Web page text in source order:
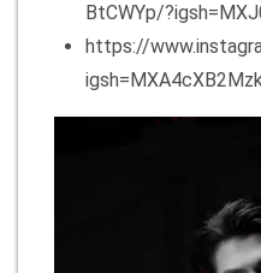
BtCWYp/
https://